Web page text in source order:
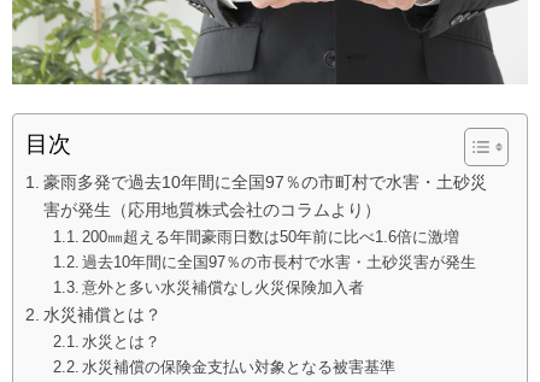
目次
豪雨多発で過去10年間に全国97％の市町村で水害・土砂災
害が発生（応用地質株式会社のコラムより）
200㎜超える年間豪雨日数は50年前に比べ1.6倍に激増
過去10年間に全国97％の市長村で水害・土砂災害が発生
意外と多い水災補償なし火災保険加入者
水災補償とは？
水災とは？
水災補償の保険金支払い対象となる被害基準